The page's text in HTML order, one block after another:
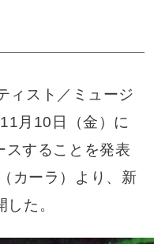
ィスト／ミュージ
月10日（金）に
スすることを発表
カーラ）より、新
た。